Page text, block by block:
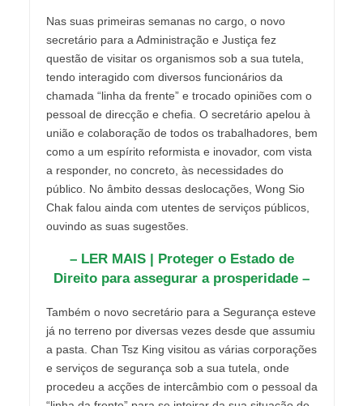
Nas suas primeiras semanas no cargo, o novo
secretário para a Administração e Justiça fez
questão de visitar os organismos sob a sua tutela,
tendo interagido com diversos funcionários da
chamada “linha da frente” e trocado opiniões com o
pessoal de direcção e chefia. O secretário apelou à
união e colaboração de todos os trabalhadores, bem
como a um espírito reformista e inovador, com vista
a responder, no concreto, às necessidades do
público. No âmbito dessas deslocações, Wong Sio
Chak falou ainda com utentes de serviços públicos,
ouvindo as suas sugestões.
– LER MAIS | Proteger o Estado de
Direito para assegurar a prosperidade –
Também o novo secretário para a Segurança esteve
já no terreno por diversas vezes desde que assumiu
a pasta. Chan Tsz King visitou as várias corporações
e serviços de segurança sob a sua tutela, onde
procedeu a acções de intercâmbio com o pessoal da